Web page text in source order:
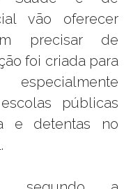
vão oferecer
precisar de
foi criada para
públicas
e detentas no